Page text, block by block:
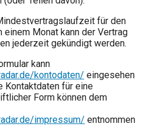
für den
einem Monat kann der Vertrag
jederzeit gekündigt werden.
kann
kontodaten/ eingesehen
Kontaktdaten für eine
Form können dem
impressum/ entnommen